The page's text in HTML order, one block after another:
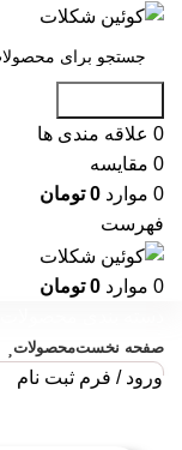
0 علاقه مندی ها
0 مقایسه
0 موارد 0 تومان
فهرست
0 موارد 0 تومان
صفحه نخستمحصولات
ورود / فرم ثبت نام